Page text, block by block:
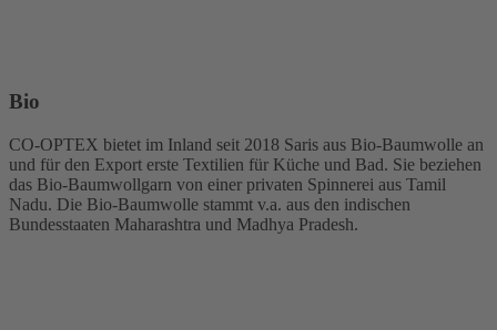
Bio
CO-OPTEX bietet im Inland seit 2018 Saris aus Bio-Baumwolle an
und für den Export erste Textilien für Küche und Bad. Sie beziehen
das Bio-Baumwollgarn von einer privaten Spinnerei aus Tamil
Nadu. Die Bio-Baumwolle stammt v.a. aus den indischen
Bundesstaaten Maharashtra und Madhya Pradesh.